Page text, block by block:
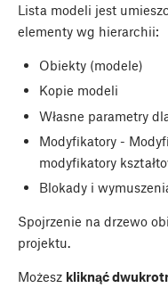
Lista modeli jest
elementy wg hierarchii:
Obiekty (modele)
Kopie modeli
Własne parametry
Modyfikatory -
modyfikatory
Blokady i
Spojrzenie na drzewo
projektu.
Możesz kliknąć